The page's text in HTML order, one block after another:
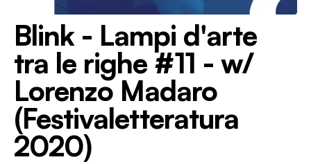
Blink - Lampi d'arte
tra le righe #11 - w/
Lorenzo Madaro
(Festivaletteratura
2020)